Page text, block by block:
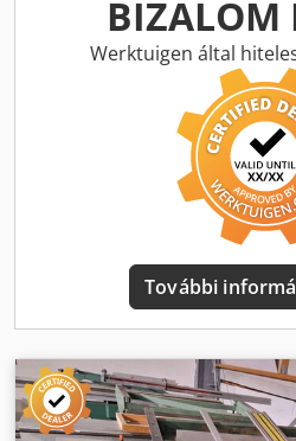
BIZALOM
Werktuigen által
További